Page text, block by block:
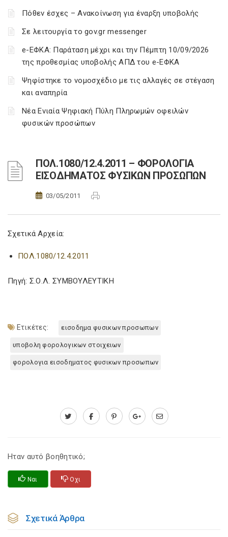
Πόθεν έσχες – Ανακοίνωση για έναρξη υποβολής
Σε λειτουργία το gov.gr messenger
e-ΕΦΚΑ: Παράταση μέχρι και την Πέμπτη 10/09/2026
της προθεσμίας υποβολής ΑΠΔ του e-ΕΦΚΑ
Ψηφίστηκε το νομοσχέδιο με τις αλλαγές σε στέγαση
και αναπηρία
Νέα Ενιαία Ψηφιακή Πύλη Πληρωμών οφειλών
φυσικών προσώπων
ΠΟΛ.1080/12.4.2011 – ΦΟΡΟΛΟΓΙΑ
ΕΙΣΟΔΗΜΑΤΟΣ ΦΥΣΙΚΩΝ ΠΡΟΣΩΠΩΝ
03/05/2011
Σχετικά Αρχεία:
ΠΟΛ.1080/12.4.2011
Πηγή: Σ.Ο.Λ. ΣΥΜΒΟΥΛΕΥΤΙΚΗ
Ετικέτες: εισοδημα φυσικων προσωπων
υποβολη φορολογικων στοιχειων
φορολογια εισοδηματος φυσικων προσωπων
Ηταν αυτό βοηθητικό;
Ναι Οχι
Σχετικά Άρθρα